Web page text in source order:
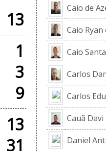
13
1
3
9
13
31
Caio de
Caio
Caio
Carlos
Carlos
Cauã
Daniel